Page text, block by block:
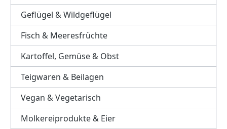
Geflügel & Wildgeflügel
Fisch & Meeresfrüchte
Kartoffel, Gemüse & Obst
Teigwaren & Beilagen
Vegan & Vegetarisch
Molkereiprodukte & Eier